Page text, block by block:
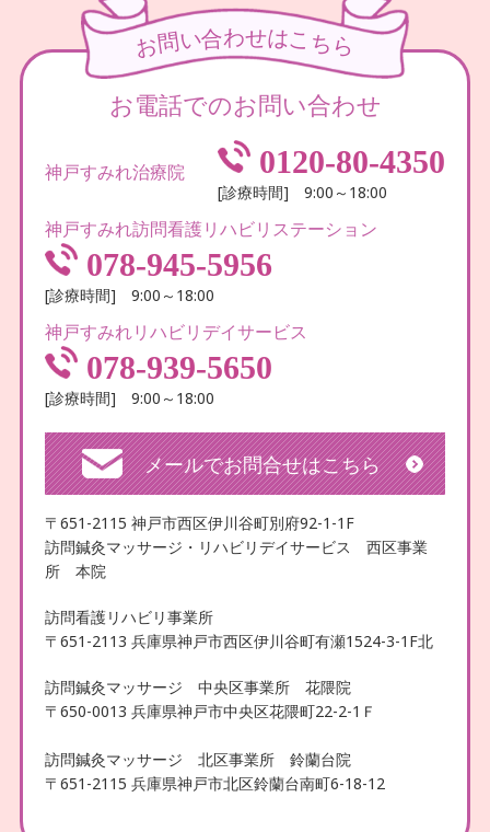
お問い合わせはこ ち ら
お電話でのお問い合わせ
神戸すみれ治療院 0120-80-4350
[診療時間] 9:00～18:00
神戸すみれ訪問看護リハビリステーション
078-945-5956
[診療時間] 9:00～18:00
神戸すみれリハビリデイサービス
078-939-5650
[診療時間] 9:00～18:00
メールでお問合せはこちら
〒651-2115 神戸市西区伊川谷町別府92-1-1F
訪問鍼灸マッサージ・リハビリデイサービス 西区事業
所 本院
訪問看護リハビリ事業所
〒651-2113 兵庫県神戸市西区伊川谷町有瀬1524-3-1F北
訪問鍼灸マッサージ 中央区事業所 花隈院
〒650-0013 兵庫県神戸市中央区花隈町22-2-1Ｆ
訪問鍼灸マッサージ 北区事業所 鈴蘭台院
〒651-2115 兵庫県神戸市北区鈴蘭台南町6-18-12